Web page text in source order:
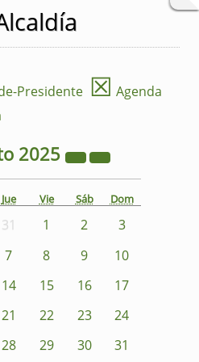
Presidente ☒ Agenda
2025
Jue Vie Sáb Dom
31 1 2
3
7 8 9
10
14 15 16
17
21 22 23
24
28 29 30
31